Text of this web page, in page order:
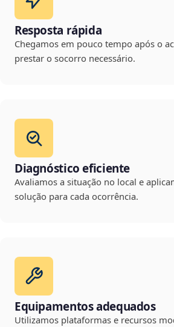
Resposta rápida
Chegamos em pouco tempo após o
prestar o socorro necessário.
Diagnóstico eficiente
Avaliamos a situação no local e
solução para cada ocorrência.
Equipamentos adequados
Utilizamos plataformas e recursos